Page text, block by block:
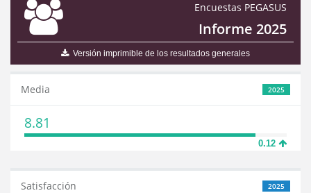
Encuestas PEGASUS
Informe 2025
Versión imprimible de los resultados generales
2025
Media
8.81
0.12
2025
Satisfacción